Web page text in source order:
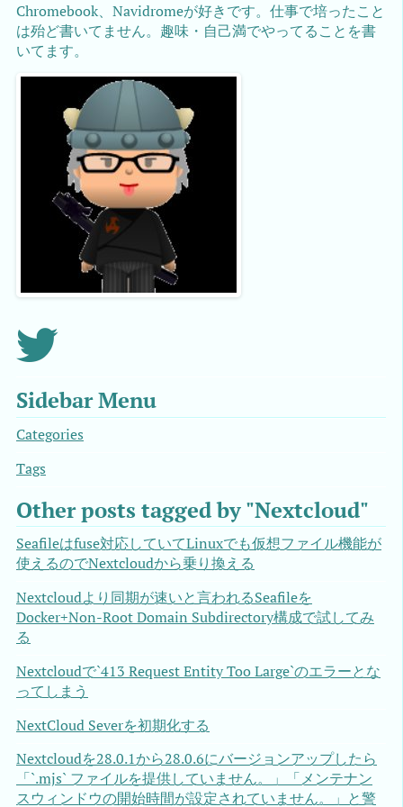
Chromebook、Navidromeが好きです。仕事で培ったこと
は殆ど書いてません。趣味・自己満でやってることを書
いてます。
Sidebar Menu
Categories
Tags
Other posts tagged by "Nextcloud"
Seafileはfuse対応していてLinuxでも仮想ファイル機能が
使えるのでNextcloudから乗り換える
Nextcloudより同期が速いと言われるSeafileを
Docker+Non-Root Domain Subdirectory構成で試してみ
る
Nextcloudで`413 Request Entity Too Large`のエラーとな
ってしまう
NextCloud Severを初期化する
Nextcloudを28.0.1から28.0.6にバージョンアップしたら
「`.mjs` ファイルを提供していません。」「メンテナン
スウィンドウの開始時間が設定されていません。」と警